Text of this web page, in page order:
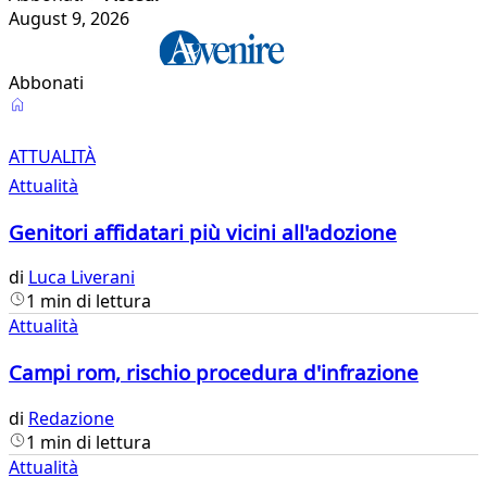
August 9, 2026
Abbonati
Attualità
ATTUALITÀ
Attualità
Genitori affidatari più vicini all'adozione
di Luca Liverani
1 min di lettura
Attualità
Campi rom, rischio procedura d'infrazione
di Redazione
1 min di lettura
Attualità